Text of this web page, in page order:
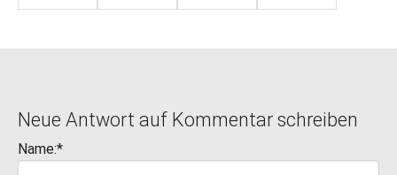
Neue Antwort auf Kommentar schreiben
Name:*